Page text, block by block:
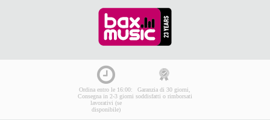
Ordina entro le 16:00:
Consegna in 2-3 giorni
lavorativi (se
disponibile)
Garanzia di 30 giorni,
soddisfatti o rimborsati